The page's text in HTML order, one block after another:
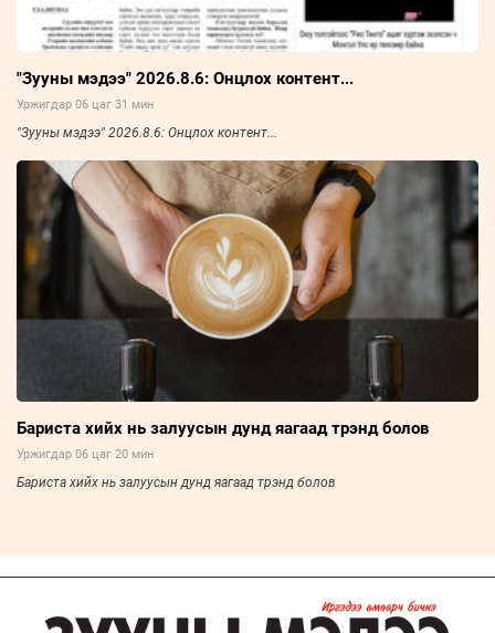
"Зууны мэдээ" 2026.8.6: Онцлох контент...
Уржигдар 06 цаг 31 мин
"Зууны мэдээ" 2026.8.6: Онцлох контент...
Бариста хийх нь залуусын дунд яагаад трэнд болов
Уржигдар 06 цаг 20 мин
Бариста хийх нь залуусын дунд яагаад трэнд болов